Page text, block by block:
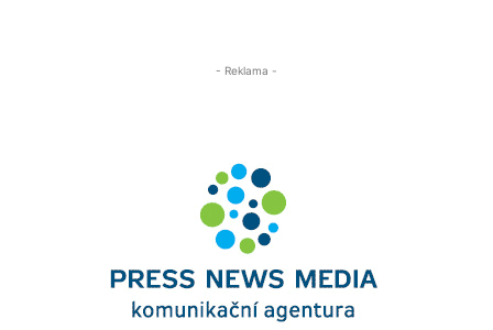
- Reklama -